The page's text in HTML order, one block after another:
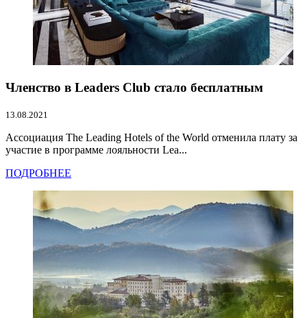
Членство в Leaders Club стало бесплатным
13.08.2021
Ассоциация The Leading Hotels of the World отменила плату за
участие в программе лояльности Lea...
ПОДРОБНЕЕ